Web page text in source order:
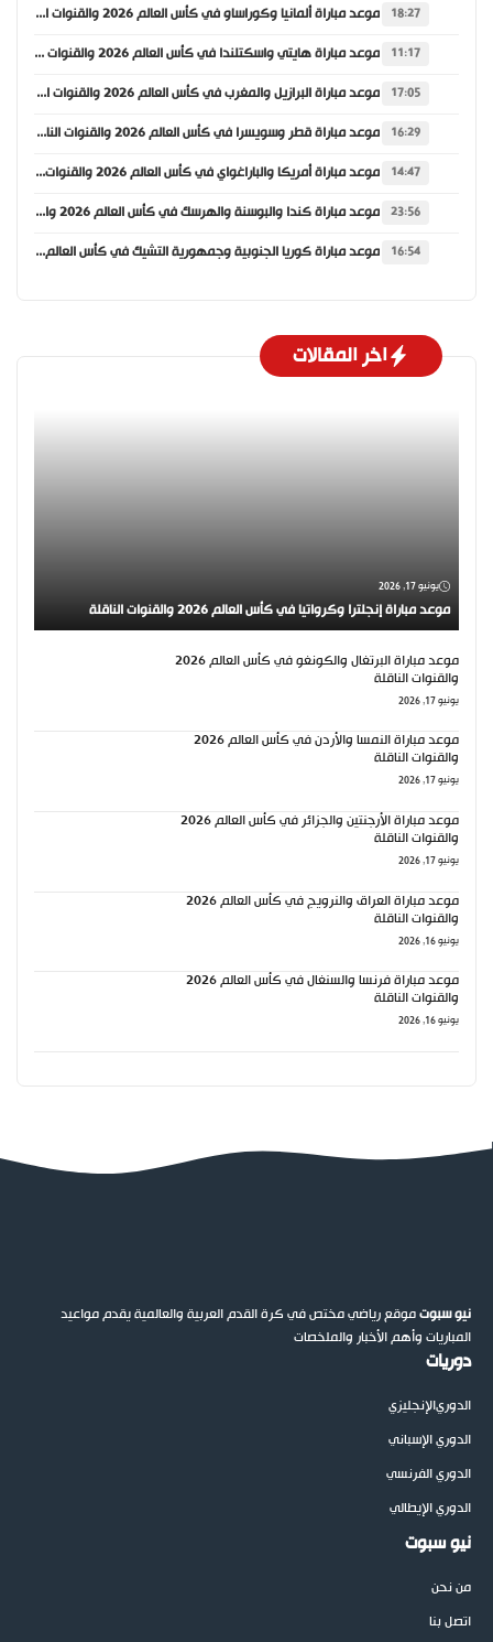
18:27 موعد مباراة ألمانيا وكوراساو في كأس العالم 2026 والقنوات الناقلة
11:17 موعد مباراة هايتي واسكتلندا في كأس العالم 2026 والقنوات الناقلة
17:05 موعد مباراة البرازيل والمغرب في كأس العالم 2026 والقنوات الناقلة
16:29 موعد مباراة قطر وسويسرا في كأس العالم 2026 والقنوات الناقلة
14:47 موعد مباراة أمريكا والباراغواي في كأس العالم 2026 والقنوات الناقلة
23:56 موعد مباراة كندا والبوسنة والهرسك في كأس العالم 2026 والقنوات الناقلة
16:54 موعد مباراة كوريا الجنوبية وجمهورية التشيك في كأس العالم 2026 والقنوات الناقلة
اخر المقالات
يونيو 17, 2026
موعد مباراة إنجلترا وكرواتيا في كأس العالم 2026 والقنوات الناقلة
موعد مباراة البرتغال والكونغو في كأس العالم 2026
والقنوات الناقلة
يونيو 17, 2026
موعد مباراة النمسا والأردن في كأس العالم 2026
والقنوات الناقلة
يونيو 17, 2026
موعد مباراة الأرجنتين والجزائر في كأس العالم 2026
والقنوات الناقلة
يونيو 17, 2026
موعد مباراة العراق والنرويج في كأس العالم 2026
والقنوات الناقلة
يونيو 16, 2026
موعد مباراة فرنسا والسنغال في كأس العالم 2026
والقنوات الناقلة
يونيو 16, 2026
نيو سبوتموقع رياضي مختص في كرة القدم العربية والعالمية يقدم مواعيد
المباريات وأهم الأخبار والملخصات
دوريات
الدوريالإنجليزي
الدوري الإسباني
الدوري الفرنسي
الدوري الإيطالي
نيو سبوت
من نحن
اتصل بنا